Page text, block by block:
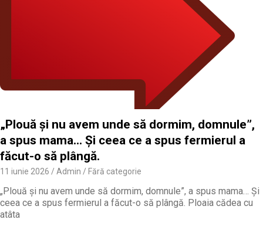
„Plouă și nu avem unde să dormim, domnule”,
a spus mama… Și ceea ce a spus fermierul a
făcut-o să plângă.
11 iunie 2026 Admin Fără categorie
„Plouă și nu avem unde să dormim, domnule”, a spus mama… Și
ceea ce a spus fermierul a făcut-o să plângă. Ploaia cădea cu
atâta